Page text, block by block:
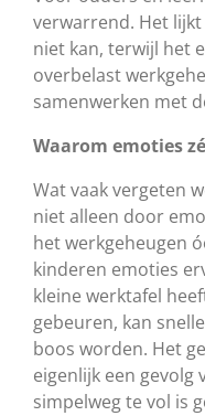
verwarrend. Het
niet kan, terwijl het
overbelast
samenwerken met
Waarom emoties
Wat vaak vergeten
niet alleen door
het werkgeheugen
kinderen emoties
kleine werktafel
gebeuren, kan
boos worden. Het
eigenlijk een gevolg
simpelweg te vol is